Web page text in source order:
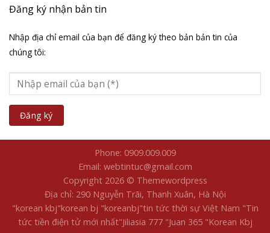
Đăng ký nhận bản tin
Nhập địa chỉ email của bạn để đăng ký theo bản bản tin của
chúng tôi:
Phone: 0909.009.009
Email: webtintuc@gmail.com
Copyright 2026 © Themewordpress
Địa chỉ: 290 Nguyễn Trãi, Thanh Xuân, Hà Nội
"korean kbj​"korean bj "koreanbj​"tin tức thời sự Việt Nam "Tin
tức tiền điện tử mới nhất​"Jiliasia 777 "Juan 365 "Korean Kbj